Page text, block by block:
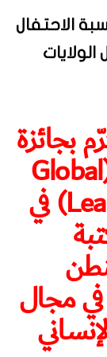
الاحتفال
الولايات
بجائزة
القيادة العالمية (Global
Leadership Award) في
في مجال